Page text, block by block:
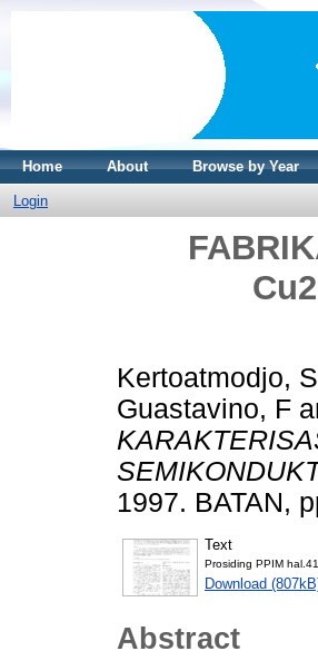
Home About Browse by Year
Login
Kertoatmodjo, S
Guastavino, F
1997. BATAN,
Text
Prosiding PPIM
Download
Abstract